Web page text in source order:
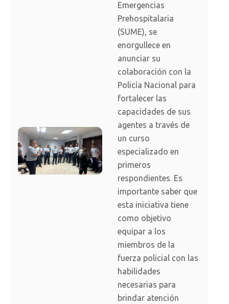
Emergencias
Prehospitalaria
(SUME), se
enorgullece en
anunciar su
colaboración con la
Policía Nacional para
fortalecer las
capacidades de sus
agentes a través de
un curso
especializado en
primeros
respondientes. Es
importante saber que
esta iniciativa tiene
como objetivo
equipar a los
miembros de la
fuerza policial con las
habilidades
necesarias para
brindar atención